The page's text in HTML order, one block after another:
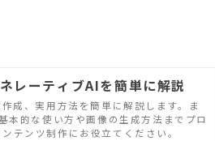
ーティブAIを簡単に解説
成、実用方法を簡単に解説します。ま
的な使い方や画像の生成方法までプロ
テンツ制作にお役立てください。